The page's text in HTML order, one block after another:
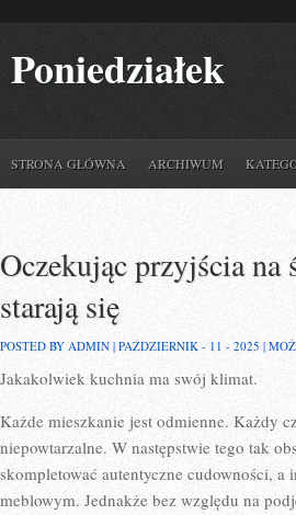
Poniedziałek
STRONA GŁÓWNA ARCHIWUM
Oczekując przyjścia
starają się
POSTED BY ADMIN | PAŹDZIERNIK - 11 - 2025 |
Jakakolwiek kuchnia ma swój klimat.
Każde mieszkanie jest odmienne. Każdy
niepowtarzalne. W następstwie tego tak
skompletować autentyczne cudowności,
meblowym. Jednakże bez względu na